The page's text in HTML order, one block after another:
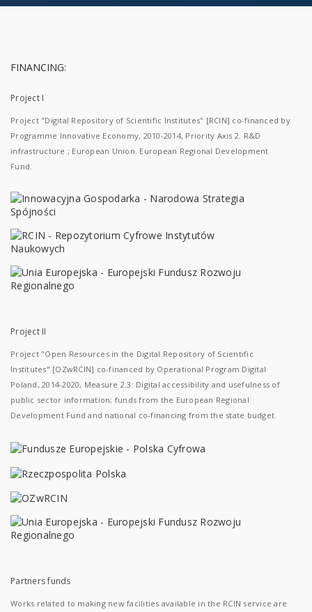
FINANCING:
Project I
Project "Digital Repository of Scientific Institutes" [RCIN] co-financed by
Programme Innovative Economy, 2010-2014, Priority Axis 2. R&D
infrastructure ; European Union. European Regional Development
Fund.
Project II
Project "Open Resources in the Digital Repository of Scientific
Institutes" [OZwRCIN] co-financed by Operational Program Digital
Poland, 2014-2020, Measure 2.3: Digital accessibility and usefulness of
public sector information; funds from the European Regional
Development Fund and national co-financing from the state budget.
Partners funds
Works related to making new facilities available in the RCIN service are